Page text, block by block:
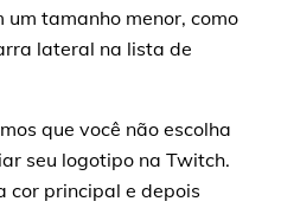
um tamanho menor, como
lateral na lista de
que você não escolha
seu logotipo na Twitch.
cor principal e depois